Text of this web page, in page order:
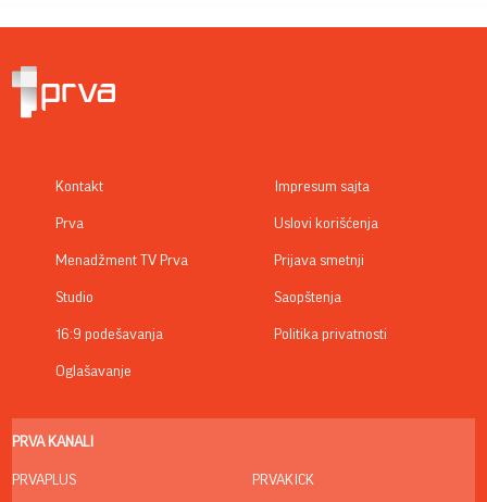
Kontakt
Prva
Menadžment TV Prva
Studio
16:9 podešavanja
Oglašavanje
Impresum sajta
Uslovi korišćenja
Prijava smetnji
Saopštenja
Politika privatnosti
PRVA KANALI
PRVAPLUS PRVAKICK